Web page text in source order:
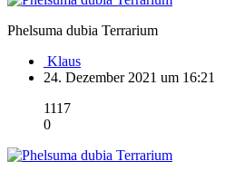
Phelsuma dubia Terrarium
Klaus
24. Dezember 2021 um 16:21
1117
0